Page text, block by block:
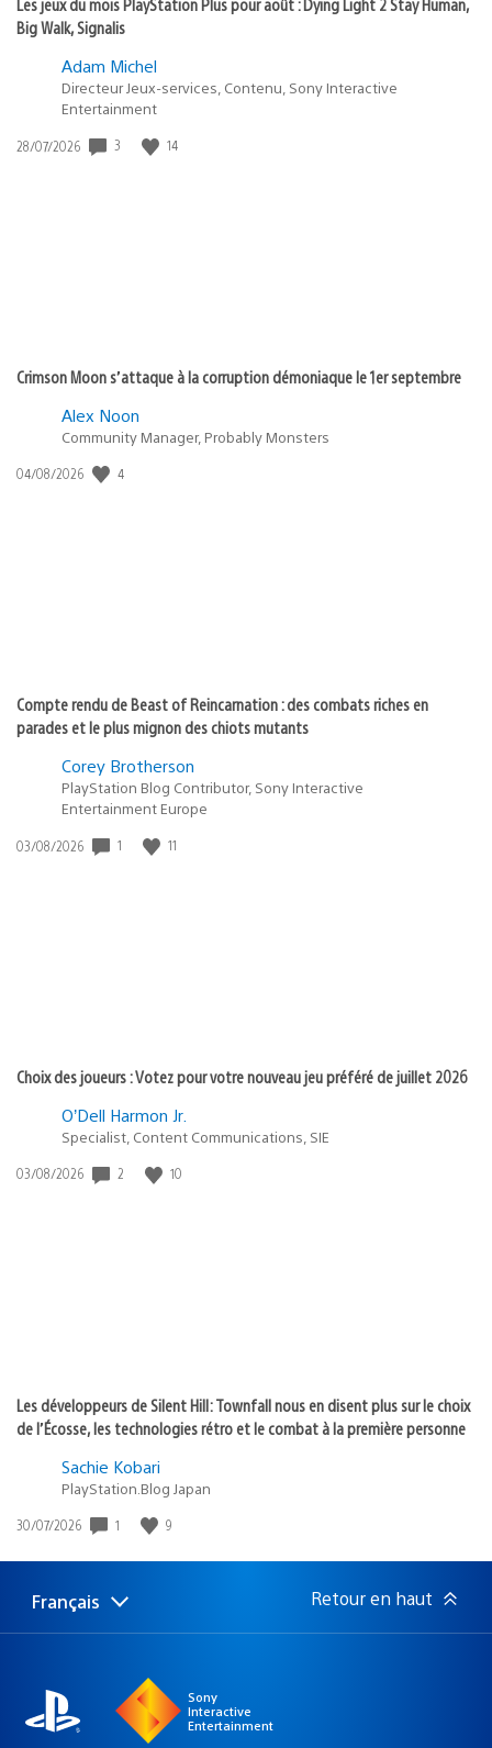
Les jeux du mois PlayStation Plus pour août : Dying Light 2 Stay Human,
Big Walk, Signalis
Adam Michel
Directeur Jeux-services, Contenu, Sony Interactive
Entertainment
Date
28/07/2026 3 14
Crimson Moon s’attaque à la corruption démoniaque le 1er septembre
Alex Noon
Community Manager, Probably Monsters
Date
04/08/2026 4
Compte rendu de Beast of Reincarnation : des combats riches en
parades et le plus mignon des chiots mutants
Corey Brotherson
PlayStation Blog Contributor, Sony Interactive
Entertainment Europe
Date
03/08/2026 1 11
Choix des joueurs : Votez pour votre nouveau jeu préféré de juillet 2026
O’Dell Harmon Jr.
Specialist, Content Communications, SIE
Date
03/08/2026 2 10
Les développeurs de Silent Hill: Townfall nous en disent plus sur le choix
de l’Écosse, les technologies rétro et le combat à la première personne
Sachie Kobari
PlayStation.Blog Japan
Date
publication
30/07/2026 1 9
Choisir
une
Région
actuelle
Français Retour en haut
Sony
Interactive
Entertainment